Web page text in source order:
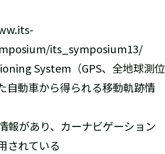
its_symposium13/
System（GPS、全地球測位
自動車から得られる移動軌跡情
報があり、カーナビゲーション
されている